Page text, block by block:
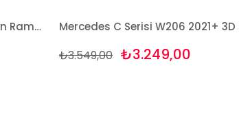
Mercedes C Serisi W204 Sedan Rampalı 2007-2013 Paspas ve Bagaj Havuzu Seti
₺3.249,00
₺3.549,00